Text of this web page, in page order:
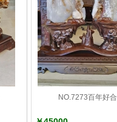
NO.7273百年好合